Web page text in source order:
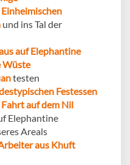
und ins Tal der
auf Elephantine
Wüste
testen
Festessen
Fahrt auf dem Nil
Elephantine
Areals
aus Khuft